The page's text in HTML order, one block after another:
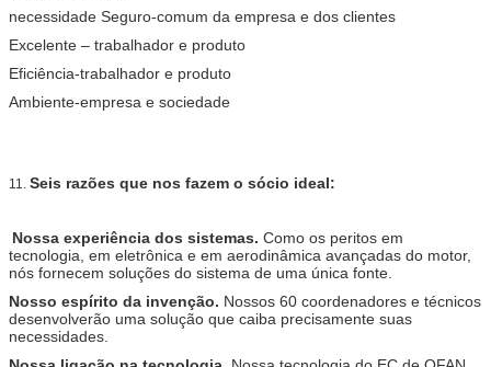
necessidade Seguro-comum da empresa e dos clientes
Excelente – trabalhador e produto
Eficiência-trabalhador e produto
Ambiente-empresa e sociedade
11. Seis razões que nos fazem o sócio ideal:
Nossa experiência dos sistemas. Como os peritos em
tecnologia, em eletrônica e em aerodinâmica avançadas do motor,
nós fornecem soluções do sistema de uma única fonte.
Nosso espírito da invenção. Nossos 60 coordenadores e técnicos
desenvolverão uma solução que caiba precisamente suas
necessidades.